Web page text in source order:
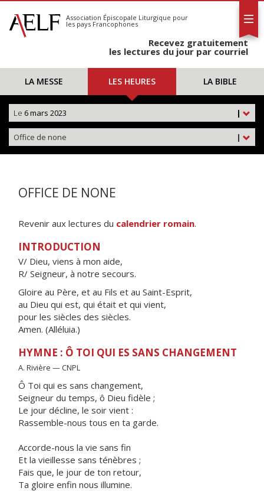
S'abonner
Calendrier
Association Épiscopale Liturgique pour
les pays Francophones
Recevez gratuitement
les lectures du jour par courriel
LA MESSE LES HEURES LA BIBLE
|
Le 6 mars 2023
|
Office de none
OFFICE DE NONE
Revenir aux lectures du calendrier romain.
INTRODUCTION
V/ Dieu, viens à mon aide,
R/ Seigneur, à notre secours.
Gloire au Père, et au Fils et au Saint-Esprit,
au Dieu qui est, qui était et qui vient,
pour les siècles des siècles.
Amen. (Alléluia.)
HYMNE : Ô TOI QUI ES SANS CHANGEMENT
A. Rivière — CNPL
Ô Toi qui es sans changement,
Seigneur du temps, ô Dieu fidèle ;
Le jour décline, le soir vient :
Rassemble-nous tous en ta garde.
Accorde-nous la vie sans fin
Et la vieillesse sans ténèbres ;
Fais que, le jour de ton retour,
Ta gloire enfin nous illumine.